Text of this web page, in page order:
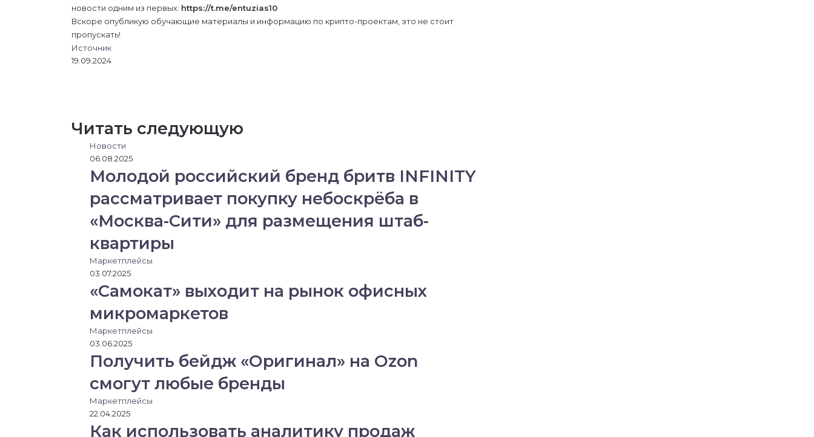
новости одним из первых: https://t.me/entuzias10
Вскоре опубликую обучающие материалы и информацию по крипто-проектам, это не стоит
пропускать!
Источник
19.09.2024
e
а
к
л
e
n
e
n
s
A
g
r
m
rл
и
р
е
э
л
е
р
о
ю
п
о
Читать следующую
Новости
06.08.2025
Молодой российский бренд бритв INFINITY
рассматривает покупку небоскрёба в
«Москва-Сити» для размещения штаб-
квартиры
Маркетплейсы
03.07.2025
«Самокат» выходит на рынок офисных
микромаркетов
Маркетплейсы
03.06.2025
Получить бейдж «Оригинал» на Ozon
смогут любые бренды
Маркетплейсы
22.04.2025
Как использовать аналитику продаж